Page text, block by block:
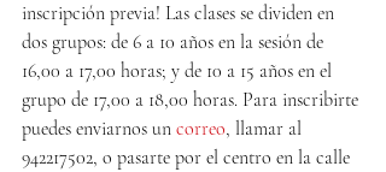
inscripción previa! Las clases se dividen en
dos grupos: de 6 a 10 años en la sesión de
16,00 a 17,00 horas; y de 10 a 15 años en el
grupo de 17,00 a 18,00 horas. Para inscribirte
puedes enviarnos un correo, llamar al
942217502, o pasarte por el centro en la calle